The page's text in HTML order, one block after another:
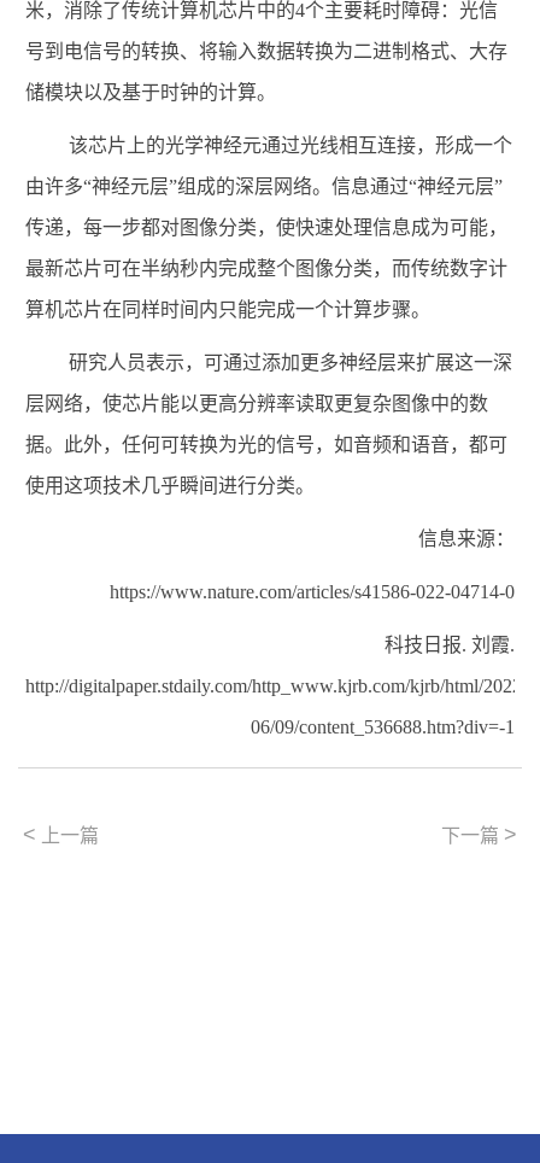
米，消除了传统计算机芯片中的4个主要耗时障碍：光信
号到电信号的转换、将输入数据转换为二进制格式、大存
储模块以及基于时钟的计算。
该芯片上的光学神经元通过光线相互连接，形成一个
由许多“神经元层”组成的深层网络。信息通过“神经元层”
传递，每一步都对图像分类，使快速处理信息成为可能，
最新芯片可在半纳秒内完成整个图像分类，而传统数字计
算机芯片在同样时间内只能完成一个计算步骤。
研究人员表示，可通过添加更多神经层来扩展这一深
层网络，使芯片能以更高分辨率读取更复杂图像中的数
据。此外，任何可转换为光的信号，如音频和语音，都可
使用这项技术几乎瞬间进行分类。
信息来源：
https://www.nature.com/articles/s41586-022-04714-0
科技日报. 刘霞.
http://digitalpaper.stdaily.com/http_www.kjrb.com/kjrb/html/2022-
06/09/content_536688.htm?div=-1
< 上一篇 下一篇 >